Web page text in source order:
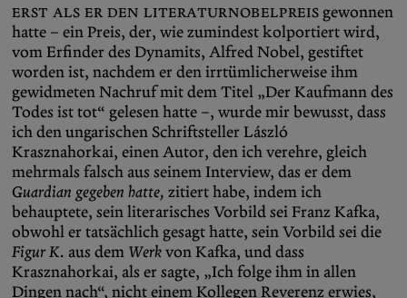
Erst als er den Literaturnobelpreisgewonnen
hatte – ein Preis, der, wie zumindest kolportiert wird,
vom Erfinder des Dynamits, Alfred Nobel, gestiftet
worden ist, nachdem er den irrtümlicherweise ihm
gewidmeten Nachruf mit dem Titel „Der Kaufmann des
Todes ist tot“ gelesen hatte –, wurde mir bewusst, dass
ich den ungarischen Schriftsteller László
Krasznahorkai, einen Autor, den ich verehre, gleich
mehrmals falsch aus seinem Interview, das er dem
Guardian gegeben hatte, zitiert habe, indem ich
behauptete, sein literarisches Vorbild sei Franz Kafka,
obwohl er tatsächlich gesagt hatte, sein Vorbild sei die
FigurK. aus dem Werkvon Kafka, und dass
Krasznahorkai, als er sagte, „Ich folge ihm in allen
Dingen nach“, nicht einem Kollegen Reverenz erwies,